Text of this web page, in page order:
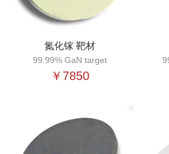
氮化镓 靶材
99.99% GaN target
￥7850